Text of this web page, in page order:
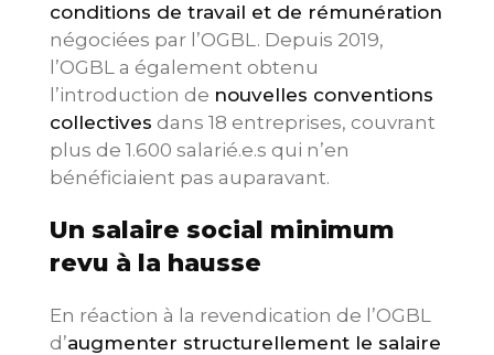
conditions de travail et de rémunération
négociées par l’OGBL. Depuis 2019,
l’OGBL a également obtenu
l’introduction de nouvelles conventions
collectives dans 18 entreprises, couvrant
plus de 1.600 salarié.e.s qui n’en
bénéficiaient pas auparavant.
Un salaire social minimum
revu à la hausse
En réaction à la revendication de l’OGBL
d’augmenter structurellement le salaire